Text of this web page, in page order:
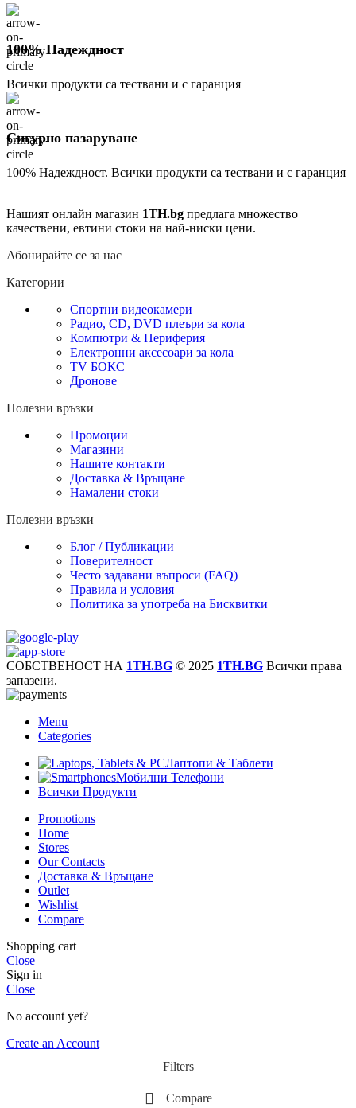
100% Надеждност
Всички продукти са тествани и с гаранция
Сигурно пазаруване
100% Надеждност. Всички продукти са тествани и с гаранция
Нашият онлайн магазин 1TH.bg предлага множество
качествени, евтини стоки на най-ниски цени.
Абонирайте се за нас
Категории
Спортни видеокамери
Радио, CD, DVD плеъри за кола
Компютри & Периферия
Електронни аксесоари за кола
TV БОКС
Дронове
Полезни връзки
Промоции
Магазини
Нашите контакти
Доставка & Връщане
Намалени стоки
Полезни връзки
Блог / Публикации
Поверителност
Често задавани въпроси (FAQ)
Правила и условия
Политика за употреба на Бисквитки
СОБСТВЕНОСТ НА 1TH.BG © 2025 1TH.BG Всички права
запазени.
Menu
Categories
Лаптопи & Таблети
Мобилни Телефони
Всички Продукти
Promotions
Home
Stores
Our Contacts
Доставка & Връщане
Outlet
Wishlist
Compare
Shopping cart
Close
Sign in
Close
No account yet?
Create an Account
Filters
Compare